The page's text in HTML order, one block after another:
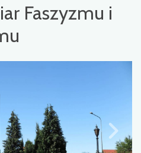
Faszyzmu i